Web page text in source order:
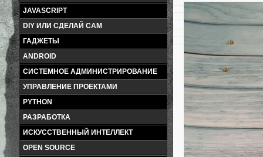
JAVASCRIPT
DIY ИЛИ СДЕЛАЙ САМ
ГАДЖЕТЫ
ANDROID
СИСТЕМНОЕ АДМИНИСТРИРОВАНИЕ
УПРАВЛЕНИЕ ПРОЕКТАМИ
PYTHON
РАЗРАБОТКА
ИСКУССТВЕННЫЙ ИНТЕЛЛЕКТ
OPEN SOURCE